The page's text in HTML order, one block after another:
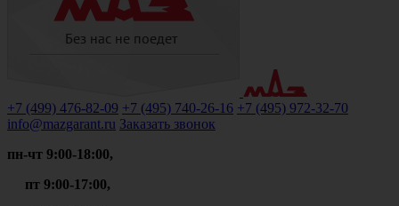
+7 (499) 476-82-09 +7 (495) 740-26-16 +7 (495) 972-32-70
info@mazgarant.ru Заказать звонок
пн-чт 9:00-18:00,
пт 9:00-17:00,